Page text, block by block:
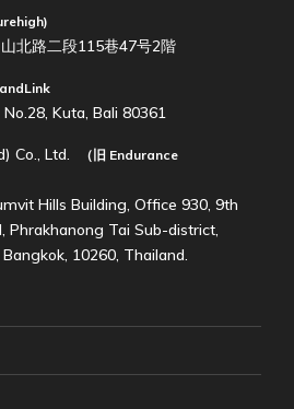
北路二段115巷47号2階
Kuta, Bali 80361
Co., Ltd. （旧 Endurance
Hills Building, Office 930, 9th
Phrakhanong Tai Sub-district,
10260, Thailand.